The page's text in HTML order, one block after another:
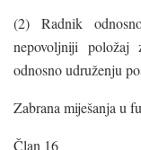
(2) Radnik
nepovoljniji položaj
odnosno udruženju
Zabrana miješanja u
Član 16